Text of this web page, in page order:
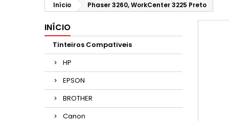
Início Phaser 3260, WorkCenter 3225 Preto
INÍCIO
Tinteiros Compativeis
HP
EPSON
BROTHER
Canon